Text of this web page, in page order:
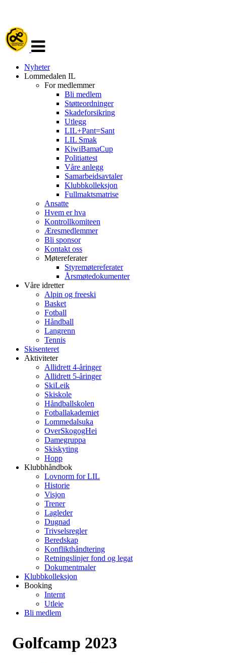
navigasjon
Nyheter
Lommedalen IL
For medlemmer
Bli medlem
Støtteordninger
Skadeforsikring
Utlegg
LIL+Pant=Sant
LIL Smak
KiwiBamaCup
Politiattest
Våre anlegg
Samarbeidsavtaler
Klubbkolleksjon
Fullmaktsmatrise
Ansatte
Hvem er hva
Kontrollkomiteen
Æresmedlemmer
Bli sponsor
Kontakt oss
Møtereferater
Styremøtereferater
Årsmøtedokumenter
Våre idretter
Alpin og freeski
Basket
Fotball
Håndball
Langrenn
Tennis
Skisenteret
Aktiviteter
Allidrett 4-åringer
Allidrett 5-åringer
SkiLeik
Skiskole
Håndballskolen
Fotballakademiet
Lommedalsuka
OverSkogogHei
Damegruppa
Skiskyting
Hopp
Klubbhåndbok
Lovnorm for LIL
Historie
Visjon
Trener
Lagleder
Dugnad
Trivselsregler
Beredskap
Konflikthåndtering
Retningslinjer fond og legat
Dokumentmaler
Klubbkolleksjon
Booking
Internt
Utleie
Bli medlem
Golfcamp 2023